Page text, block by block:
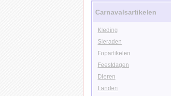
Carnavalsartikelen
Kleding
Sieraden
Fopartikelen
Feestdagen
Dieren
Landen